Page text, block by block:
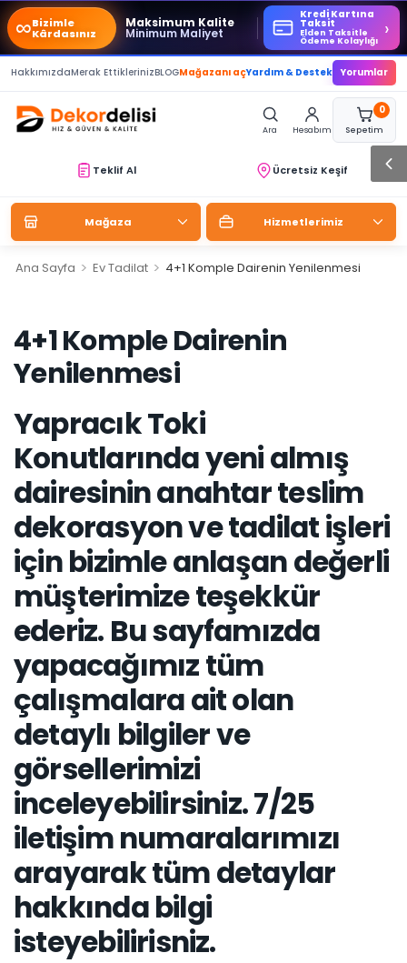
∞Bizimle
Kârdasınız
Maksimum Kalite
Minimum Maliyet
Kredi Kartına
Taksit
Elden Taksitle
Ödeme Kolaylığı
›
HakkımızdaMerak EttiklerinizBLOGMağazanı açYardım & Destek Yorumlar
Ara Hesabım
0
Sepetim
Teklif Al Ücretsiz Keşif
Mağaza Hizmetlerimiz
Ana Sayfa > Ev Tadilat > 4+1 Komple Dairenin Yenilenmesi
4+1 Komple Dairenin
Yenilenmesi
Yapracık Toki
Konutlarında yeni almış
dairesinin anahtar teslim
dekorasyon ve tadilat işleri
için bizimle anlaşan değerli
müşterimize teşekkür
ederiz. Bu sayfamızda
yapacağımız tüm
çalışmalara ait olan
detaylı bilgiler ve
görsellerimizi
inceleyebilirsiniz. 7/25
iletişim numaralarımızı
arayarak tüm detaylar
hakkında bilgi
isteyebilirisniz.